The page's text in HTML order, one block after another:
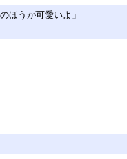
ほうが可愛いよ」